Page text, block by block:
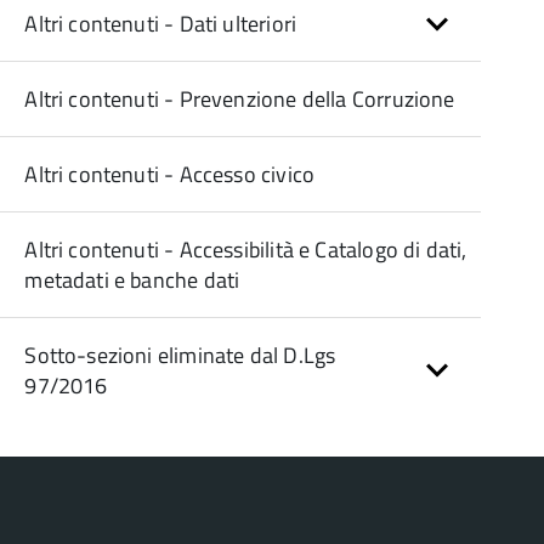
Altri contenuti - Dati ulteriori
Altri contenuti - Prevenzione della Corruzione
Altri contenuti - Accesso civico
Altri contenuti - Accessibilità e Catalogo di dati,
metadati e banche dati
Sotto-sezioni eliminate dal D.Lgs
97/2016